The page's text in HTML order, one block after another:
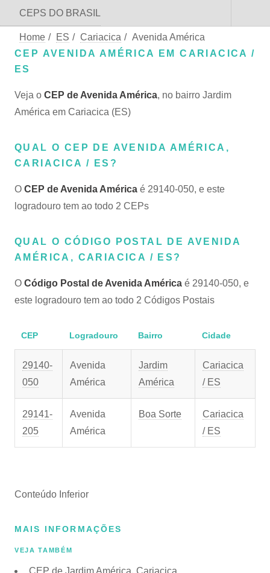
CEPS DO BRASIL
Home / ES / Cariacica / Avenida América
CEP AVENIDA AMÉRICA EM CARIACICA /
ES
Veja o CEP de Avenida América, no bairro Jardim
América em Cariacica (ES)
QUAL O CEP DE AVENIDA AMÉRICA,
CARIACICA / ES?
O CEP de Avenida América é 29140-050, e este
logradouro tem ao todo 2 CEPs
QUAL O CÓDIGO POSTAL DE AVENIDA
AMÉRICA, CARIACICA / ES?
O Código Postal de Avenida América é 29140-050, e
este logradouro tem ao todo 2 Códigos Postais
CEP Logradouro Bairro Cidade
29140-
050
Avenida
América
Jardim
América
Cariacica
/ ES
29141-
205
Avenida
América
Boa Sorte
Cariacica
/ ES
Conteúdo Inferior
MAIS INFORMAÇÕES
VEJA TAMBÉM
CEP de Jardim América, Cariacica